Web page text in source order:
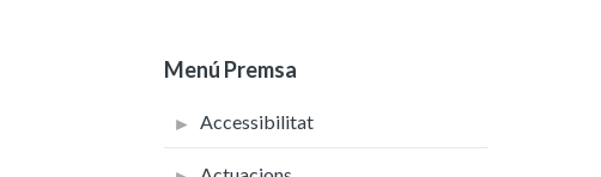
Menú Premsa
Accessibilitat